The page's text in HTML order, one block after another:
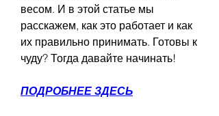
весом. И в этой статье мы
расскажем, как это работает и как
их правильно принимать. Готовы к
чуду? Тогда давайте начинать!
ПОДРОБНЕЕ ЗДЕСЬ